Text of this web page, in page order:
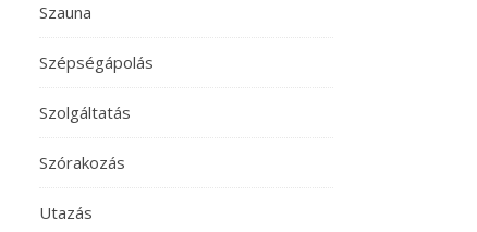
Szauna
Szépségápolás
Szolgáltatás
Szórakozás
Utazás